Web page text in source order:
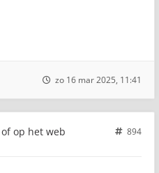
zo 16 mar 2025, 11:41
op het web
894